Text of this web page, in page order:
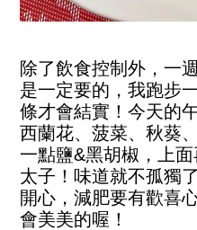
除了飲食控制外，一
是一定要的，我跑步
條才會結實！今天的
西蘭花、菠菜、秋葵
一點鹽&黑胡椒，上
太子！味道就不孤獨
開心，減肥要有歡喜
會美美的喔！